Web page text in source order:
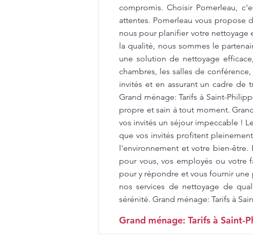
compromis. Choisir Pomerleau,
attentes. Pomerleau vous propose
nous pour planifier votre
la qualité, nous sommes le
une solution de nettoyage
chambres, les salles de
invités et en assurant un cadre de
Grand ménage: Tarifs à Saint-
propre et sain à tout moment.
vos invités un séjour impeccable !
que vos invités profitent
l'environnement et votre bien-être.
pour vous, vos employés ou votre
pour y répondre et vous fournir
nos services de nettoyage de
sérénité. Grand ménage: Tarifs à
Grand ménage: Tarifs à Saint-